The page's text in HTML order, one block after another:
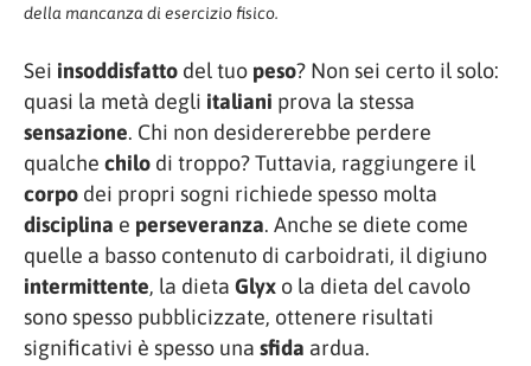
della mancanza di esercizio fisico.
Sei insoddisfatto del tuo peso? Non sei certo il solo:
quasi la metà degli italiani prova la stessa
sensazione. Chi non desidererebbe perdere
qualche chilo di troppo? Tuttavia, raggiungere il
corpo dei propri sogni richiede spesso molta
disciplina e perseveranza. Anche se diete come
quelle a basso contenuto di carboidrati, il digiuno
intermittente, la dieta Glyx o la dieta del cavolo
sono spesso pubblicizzate, ottenere risultati
significativi è spesso una sfida ardua.